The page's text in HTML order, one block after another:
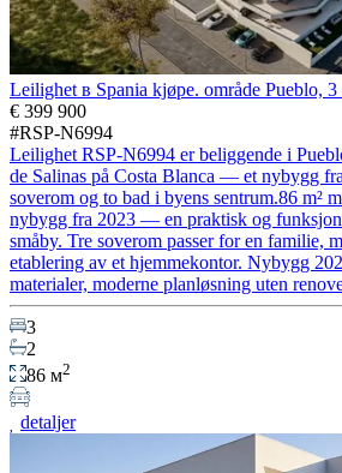
Leilighet в Spania kjøpe. område Pueblo,
€ 399 900
#RSP-N6994
Leilighet RSP-N6994 er beliggende i
de Salinas på Costa Blanca — et nybygg
soverom og to bad i byens sentrum.86 m²
nybygg fra 2023 — en praktisk og
småby. Tre soverom passer for en familie,
etablering av et hjemmekontor. Nybygg
materialer, moderne planløsning uten
3
2
86 м2
detaljer